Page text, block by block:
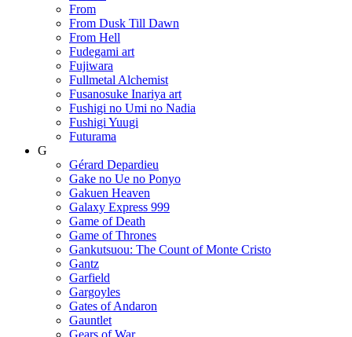
From
From Dusk Till Dawn
From Hell
Fudegami art
Fujiwara
Fullmetal Alchemist
Fusanosuke Inariya art
Fushigi no Umi no Nadia
Fushigi Yuugi
Futurama
G
Gérard Depardieu
Gake no Ue no Ponyo
Gakuen Heaven
Galaxy Express 999
Game of Death
Game of Thrones
Gankutsuou: The Count of Monte Cristo
Gantz
Garfield
Gargoyles
Gates of Andaron
Gauntlet
Gears of War